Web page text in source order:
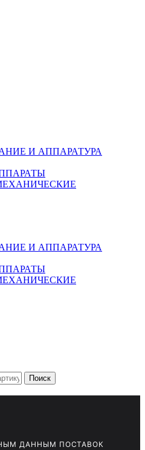
И АППАРАТУРА
И АППАРАТУРА
Поиск
ДАННЫМ ПОСТАВОК